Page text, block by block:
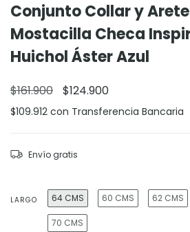
Conjunto Collar y
Mostacilla Checa
Huichol Áster Azul
$161.900 $124.900
$109.912 con Transferencia Bancaria
Envío gratis
LARGO 64 CMS 60 CMS 62 CMS
70 CMS